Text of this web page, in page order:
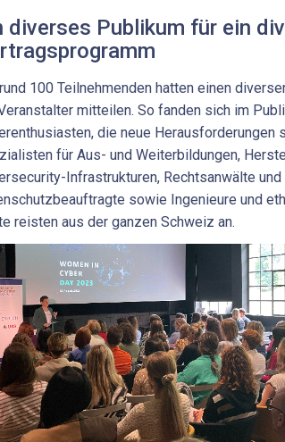
diverses Publikum für ein
100 Teilnehmenden hatten einen
mitteilen. So fanden sich im
die neue Herausforderungen
für Aus- und Weiterbildungen,
Infrastrukturen, Rechtsanwälte und
sowie Ingenieure und
reisten aus der ganzen Schweiz an.